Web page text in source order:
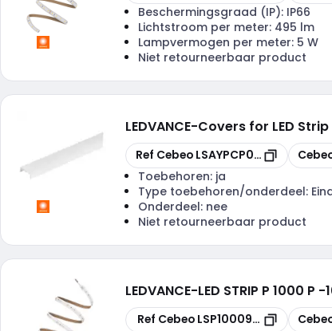
Beschermingsgraad (IP): IP66
Lichtstroom per meter: 495 lm
Lampvermogen per meter: 5 W
Niet retourneerbaar product
LEDVANCE-Covers for LED
Kopiëren
Ref Cebeo LSAYPCP01D2
Toebehoren: ja
Type toebehoren/onderdeel:
Onderdeel: nee
Niet retourneerbaar product
LEDVANCE-LED STRIP P 1000
Kopiëren
Ref Cebeo LSP10009405IPG2